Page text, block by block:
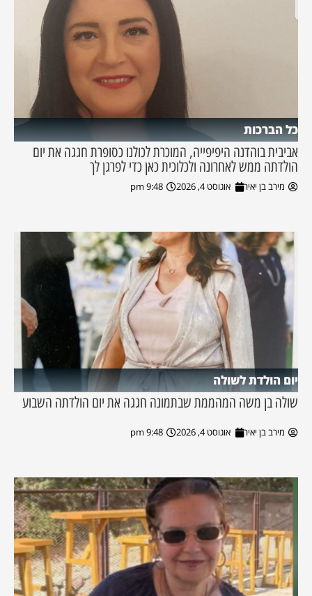
כל הברכות
אביבית בוהדנה היפיפייה, המוכרת לכולנו כסופרת חגגה את יום
הולדתה ממש לאחרונה ולכלוכית כאן כדי לפרגן לך
מירב בן יאיר אוגוסט 4, 2026 9:48 pm
יום הולדת לשולה
שולה בן משה המהממת שבתמונה חגגה את יום הולדתה השבוע
מירב בן יאיר אוגוסט 4, 2026 9:48 pm